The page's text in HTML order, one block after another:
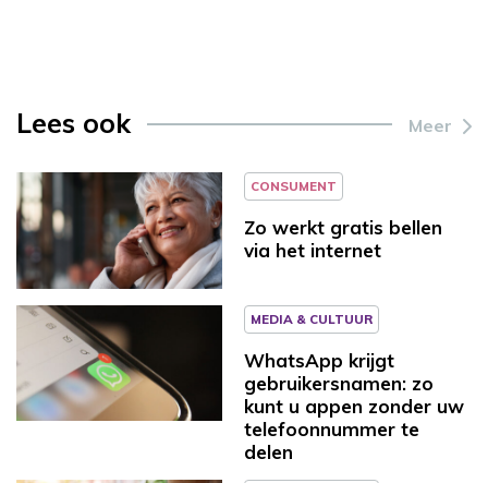
Lees ook Meer
CONSUMENT
Zo werkt gratis bellen
via het internet
MEDIA & CULTUUR
WhatsApp krijgt
gebruikersnamen: zo
kunt u appen zonder uw
telefoonnummer te
delen